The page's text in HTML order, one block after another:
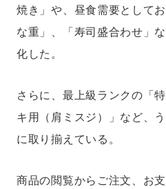
焼き」や、昼食需要として
な重」、「寿司盛合わせ」
化した。
さらに、最上級ランクの「
キ用（肩ミスジ）」など、
に取り揃えている。
商品の閲覧からご注文、お